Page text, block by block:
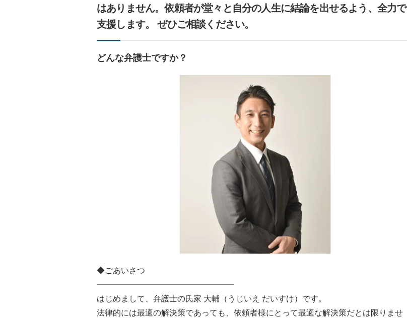
はありません。依頼者が堂々と自分の人生に結論を出せるよう、全力で
支援します。 ぜひご相談ください。
どんな弁護士ですか？
◆ごあいさつ
━━━━━━━━━━━━━━━━━
はじめまして、弁護士の氏家 大輔（うじいえ だいすけ）です。
法律的には最適の解決策であっても、依頼者様にとって最適な解決策だとは限りませ